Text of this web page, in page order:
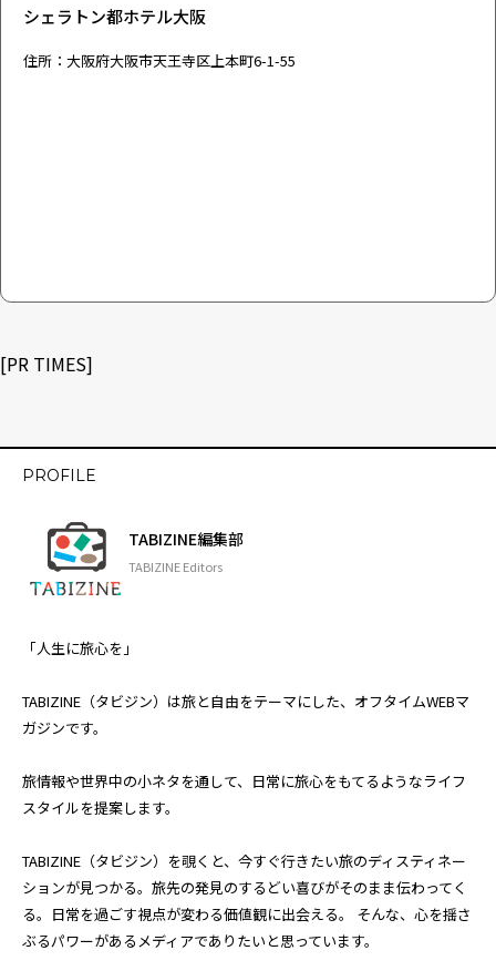
シェラトン都ホテル大阪
住所：大阪府大阪市天王寺区上本町6-1-55
[PR TIMES]
PROFILE
TABIZINE編集部
TABIZINE Editors
「人生に旅心を」
TABIZINE（タビジン）は旅と自由をテーマにした、オフタイムWEBマ
ガジンです。
旅情報や世界中の小ネタを通して、日常に旅心をもてるようなライフ
スタイルを提案します。
TABIZINE（タビジン）を覗くと、今すぐ行きたい旅のディスティネー
ションが見つかる。旅先の発見のするどい喜びがそのまま伝わってく
る。日常を過ごす視点が変わる価値観に出会える。 そんな、心を揺さ
ぶるパワーがあるメディアでありたいと思っています。